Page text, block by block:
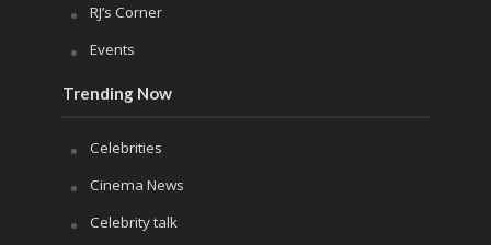
RJ’s Corner
Events
Trending Now
Celebrities
Cinema News
Celebrity talk